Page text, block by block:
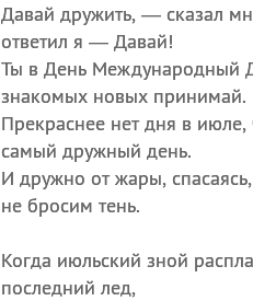
Давай дружить, — сказал
ответил я — Давай!
Ты в День Международный
знакомых новых принимай.
Прекраснее нет дня в июле,
самый дружный день.
И дружно от жары,
не бросим тень.
Когда июльский зной
последний лед,